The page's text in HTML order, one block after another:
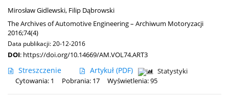
Mirosław Gidlewski, Filip Dąbrowski
The Archives of Automotive Engineering – Archiwum Motoryzacji
2016;74(4)
Data publikacji: 20-12-2016
DOI: https://doi.org/10.14669/AM.VOL74.ART3
Streszczenie Artykuł (PDF)
Statystyki
Cytowania: 1
Pobrania: 17 Wyświetlenia: 95